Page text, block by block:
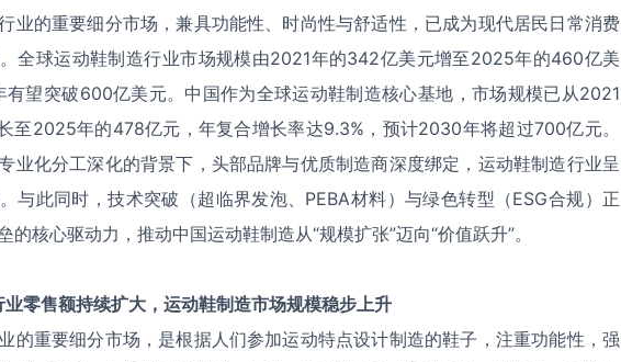
业的重要细分市场，兼具功能性、时尚性与舒适性，已成为现代居民日常消费
全球运动鞋制造行业市场规模由2021年的342亿美元增至2025年的460亿美
望突破600亿美元。中国作为全球运动鞋制造核心基地，市场规模已从2021
至2025年的478亿元，年复合增长率达9.3%，预计2030年将超过700亿元。
业化分工深化的背景下，头部品牌与优质制造商深度绑定，运动鞋制造行业呈
与此同时，技术突破（超临界发泡、PEBA材料）与绿色转型（ESG合规）正
的核心驱动力，推动中国运动鞋制造从“规模扩张”迈向“价值跃升”。
业零售额持续扩大，运动鞋制造市场规模稳步上升
的重要细分市场，是根据人们参加运动特点设计制造的鞋子，注重功能性，强